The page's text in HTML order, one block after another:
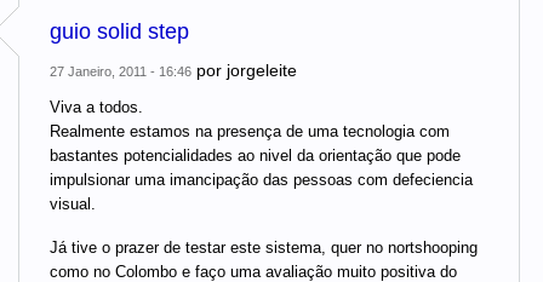
guio solid step
27 Janeiro, 2011 - 16:46 por jorgeleite
Viva a todos.
Realmente estamos na presença de uma tecnologia com
bastantes potencialidades ao nivel da orientação que pode
impulsionar uma imancipação das pessoas com defeciencia
visual.
Já tive o prazer de testar este sistema, quer no nortshooping
como no Colombo e faço uma avaliação muito positiva do